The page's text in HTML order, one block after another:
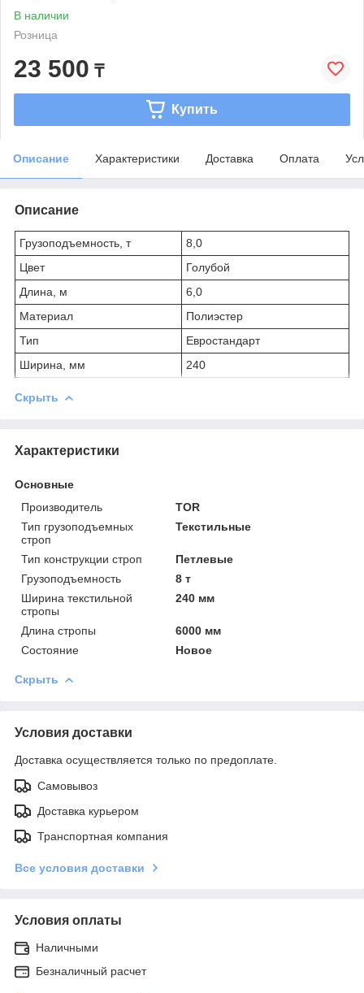
В наличии
Розница
23 500 ₸
Купить
Описание Характеристики Доставка Оплата
Описание
Грузоподъемность, т
8,0
Цвет
Голубой
Длина, м
6,0
Материал
Полиэстер
Тип
Евростандарт
Ширина, мм
240
Скрыть
Характеристики
Основные
Производитель
TOR
Тип грузоподъемных
строп
Текстильные
Тип конструкции строп
Петлевые
Грузоподъемность
8 т
Ширина текстильной
стропы
240 мм
Длина стропы
6000 мм
Состояние
Новое
Скрыть
Условия доставки
Доставка осуществляется только по предоплате.
Самовывоз
Доставка курьером
Транспортная компания
Все условия доставки
Условия оплаты
Наличными
Безналичный расчет